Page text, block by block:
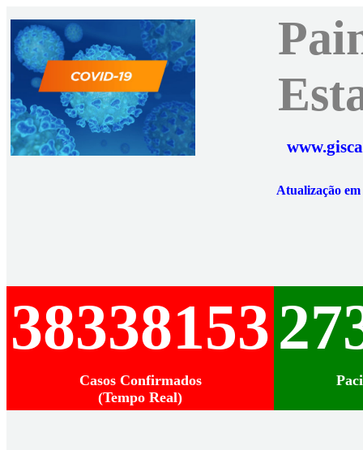
Atualização
38338153
Casos Confirmados
(Tempo Real)